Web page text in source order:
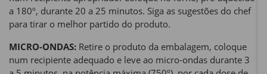
a 180º, durante 20 a 25 minutos. Siga as sugestões do chef
para tirar o melhor partido do produto.
MICRO-ONDAS: Retire o produto da embalagem, coloque
num recipiente adequado e leve ao micro-ondas durante 3